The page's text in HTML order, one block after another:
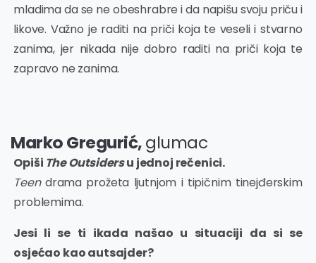
mladima da se ne obeshrabre i da napišu svoju priču i
likove. Važno je raditi na priči koja te veseli i stvarno
zanima, jer nikada nije dobro raditi na priči koja te
zapravo ne zanima.
Marko Gregurić,glumac
Opiši The Outsidersu jednoj rečenici.
Teen drama prožeta ljutnjom i tipičnim tinejđerskim
problemima.
Jesi li se ti ikada našao u situaciji da si se
osjećao kao autsajder?